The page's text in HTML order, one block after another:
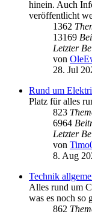
hinein. Auch
veröffentlicht
1362
13169
Letzter
von
28. Jul
Rund um
Platz für alles
823
6964
Letzter
von
8. Aug
Technik
Alles rund um
was es noch so
862